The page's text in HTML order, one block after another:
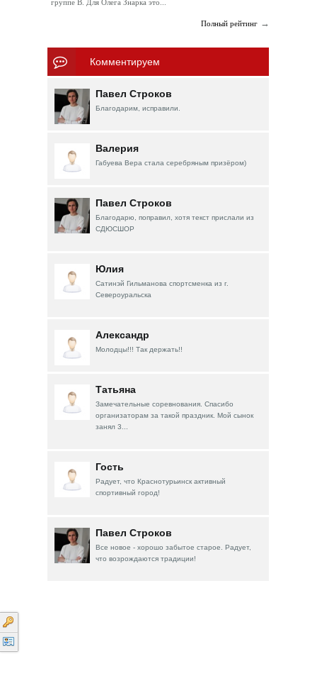
группе В. Для Олега Знарка это...
Полный рейтинг→
Комментируем
Павел Строков
Благодарим, исправили.
Валерия
Габуева Вера стала серебряным призёром)
Павел Строков
Благодарю, поправил, хотя текст прислали из
СДЮСШОР
Юлия
Сатинэй Гильманова спортсменка из г.
Североуральска
Александр
Молодцы!!! Так держать!!
Татьяна
Замечательные соревнования. Спасибо
организаторам за такой праздник. Мой сынок
занял 3...
Гость
Радует, что Краснотурьинск активный
спортивный город!
Павел Строков
Все новое - хорошо забытое старое. Радует,
что возрождаются традиции!